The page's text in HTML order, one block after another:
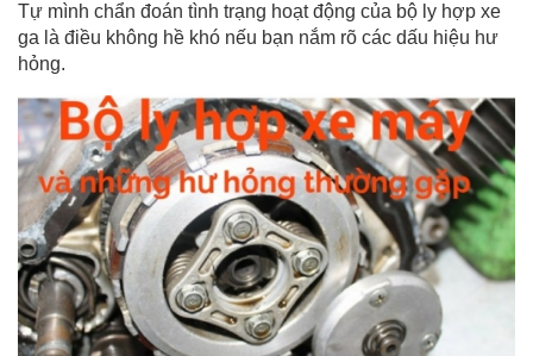
Tự mình chẩn đoán tình trạng hoạt động của bộ ly hợp xe
ga là điều không hề khó nếu bạn nắm rõ các dấu hiệu hư
hỏng.